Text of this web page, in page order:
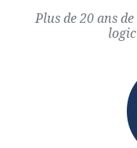
Plus de 20 ans